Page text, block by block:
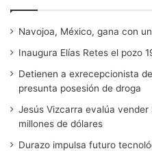
Navojoa, México, gana con
Inaugura Elías Retes el pozo
Detienen a exrecepcionista
presunta posesión de droga
Jesús Vizcarra evalúa
millones de dólares
Durazo impulsa futuro